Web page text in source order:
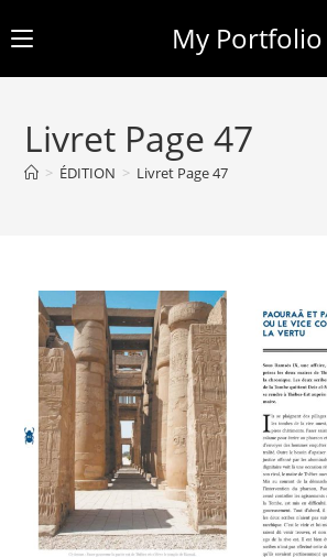
content
My Portfolio
Livret Page 47
> ÉDITION > Livret Page 47